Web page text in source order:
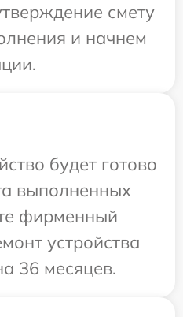
смету
и начнем
будет готово
выполненных
фирменный
устройства
36 месяцев.